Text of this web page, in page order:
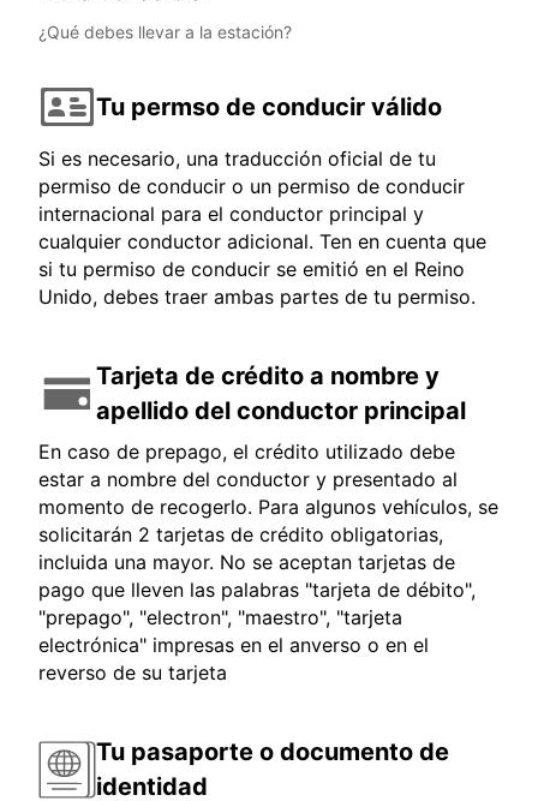
¿Qué debes llevar a la estación?
Tu permso de conducir válido
Si es necesario, una traducción oficial de tu
permiso de conducir o un permiso de conducir
internacional para el conductor principal y
cualquier conductor adicional. Ten en cuenta que
si tu permiso de conducir se emitió en el Reino
Unido, debes traer ambas partes de tu permiso.
Tarjeta de crédito a nombre y
apellido del conductor principal
En caso de prepago, el crédito utilizado debe
estar a nombre del conductor y presentado al
momento de recogerlo. Para algunos vehículos, se
solicitarán 2 tarjetas de crédito obligatorias,
incluida una mayor. No se aceptan tarjetas de
pago que lleven las palabras "tarjeta de débito",
"prepago", "electron", "maestro", "tarjeta
electrónica" impresas en el anverso o en el
reverso de su tarjeta
Tu pasaporte o documento de
identidad